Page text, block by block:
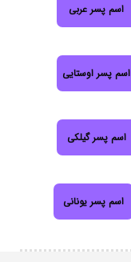
اسم پسر عربی
اسم پسر اوستایی
اسم پسر گیلکی
اسم پسر یونانی